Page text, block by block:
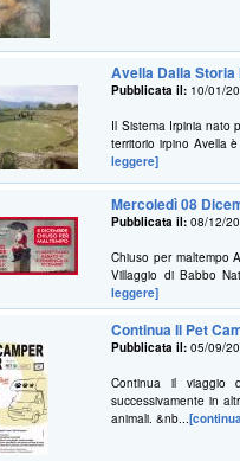
Avella Dalla
Pubblicata il: 10/01/
Il Sistema Irpinia nato
territorio irpino Avella
leggere]
Mercoledì 08
Pubblicata il:08/12/
Chiuso per maltempo
Villaggio di Babbo
leggere]
Continua Il Pet
Pubblicata il:05/09/
Continua il viaggio
successivamente in
animali. &nb...